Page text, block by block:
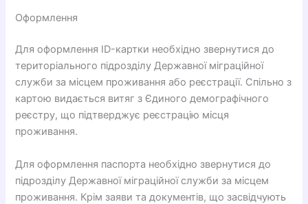
Оформлення
Для оформлення ID-картки необхідно звернутися до
територіального підрозділу Державної міграційної
служби за місцем проживання або реєстрації. Спільно з
картою видається витяг з Єдиного демографічного
реєстру, що підтверджує реєстрацію місця
проживання.
Для оформлення паспорта необхідно звернутися до
підрозділу Державної міграційної служби за місцем
проживання. Крім заяви та документів, що засвідчують